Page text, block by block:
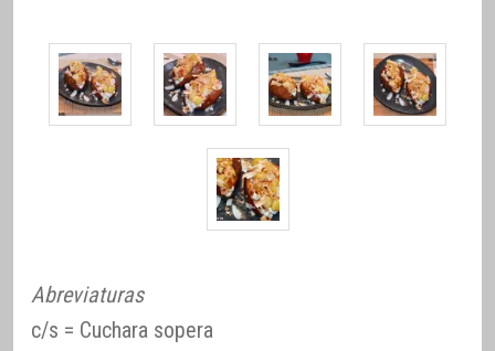
Abreviaturas
c/s = Cuchara sopera